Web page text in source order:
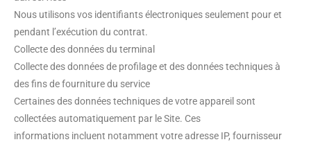
Nous utilisons vos identifiants électroniques seulement pour et
pendant l’exécution du contrat.
Collecte des données du terminal
Collecte des données de profilage et des données techniques à
des fins de fourniture du service
Certaines des données techniques de votre appareil sont
collectées automatiquement par le Site. Ces
informations incluent notamment votre adresse IP, fournisseur